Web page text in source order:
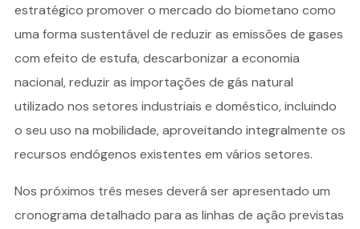
estratégico promover o mercado do biometano como
uma forma sustentável de reduzir as emissões de gases
com efeito de estufa, descarbonizar a economia
nacional, reduzir as importações de gás natural
utilizado nos setores industriais e doméstico, incluindo
o seu uso na mobilidade, aproveitando integralmente os
recursos endógenos existentes em vários setores.
Nos próximos três meses deverá ser apresentado um
cronograma detalhado para as linhas de ação previstas